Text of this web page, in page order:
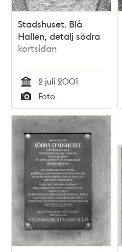
Stadshuset. Blå
Hallen, detalj södra
kortsidan
Tid
2 juli 2001
Typ
Foto